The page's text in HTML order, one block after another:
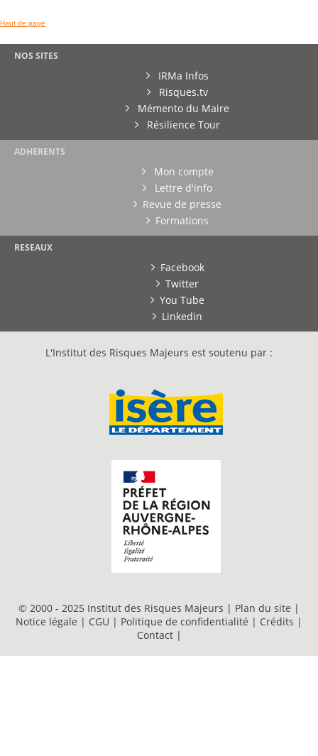
Haut de page
NOS SITES
IRMa Infos
Risques.tv
Mémento du Maire
Résilience Tour
ADHERENTS
Mon compte
Lettre d'info
Revue de presse
Formations
RESEAUX
Facebook
Twitter
You Tube
Linkedin
L'Institut des Risques Majeurs est soutenu par :
© 2000 - 2025 Institut des Risques Majeurs | Plan du site |
Notice légale | CGU | Politique de confidentialité | Crédits |
Contact |